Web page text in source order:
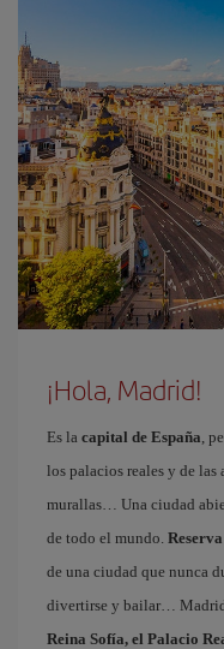
¡Hola, Madrid!
Es la capital de España,
los palacios reales y de las
murallas… Una ciudad
de todo el mundo.
de una ciudad que nunca
divertirse y bailar…
Reina Sofía, el Palacio